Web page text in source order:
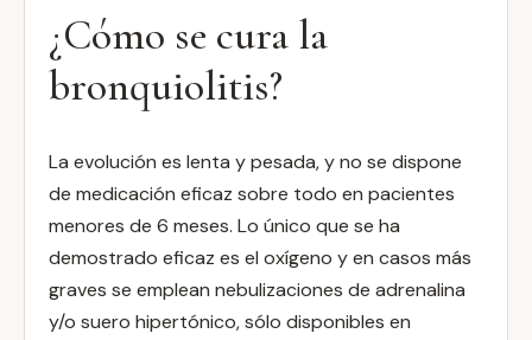
¿Cómo se cura la
bronquiolitis?
La evolución es lenta y pesada, y no se dispone
de medicación eficaz sobre todo en pacientes
menores de 6 meses. Lo único que se ha
demostrado eficaz es el oxígeno y en casos más
graves se emplean nebulizaciones de adrenalina
y/o suero hipertónico, sólo disponibles en